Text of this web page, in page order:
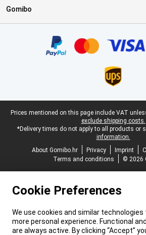
Gomibo
Legal footer
Prices mentioned on this page include VAT
exclude shipping costs.
*Delivery times do not apply to all products or
information.
About Gomibo.hr
Privacy Imprint
Terms and conditions
© 2026
Cookie Preferences
We use cookies and similar technologies
more personal experience. Functional
are always active. By clicking “Accept”